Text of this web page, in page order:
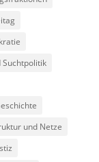
Suchtpolitik
und Netze